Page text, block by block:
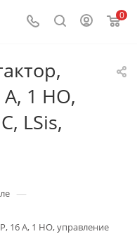
0
А, 1 НО,
LSis,
—
16 А, 1 НО, управление